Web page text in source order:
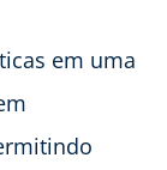
em uma